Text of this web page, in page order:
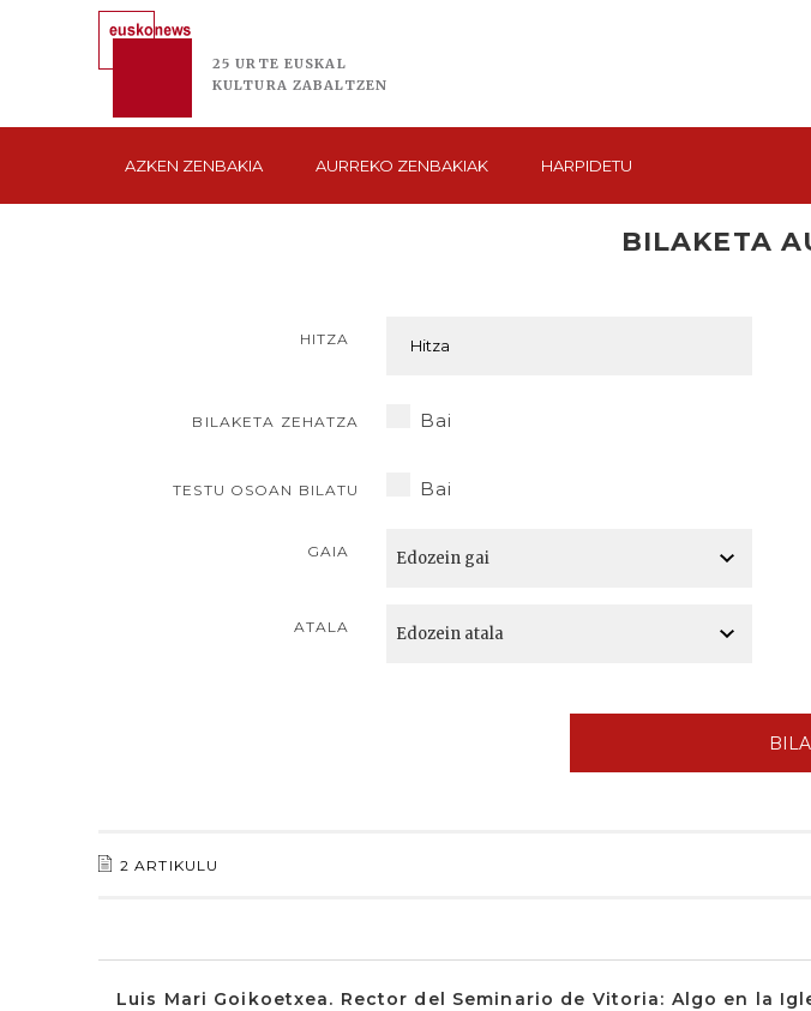
25 URTE EUSKAL
KULTURA ZABALTZEN
AZKEN ZENBAKIA AURREKO ZENBAKIAK HARPIDETU
BILAKETA
HITZA
BILAKETA ZEHATZA Bai
TESTU OSOAN BILATU Bai
GAIA
ATALA
2 ARTIKULU
Luis Mari Goikoetxea. Rector del Seminario de Vitoria: Algo en la